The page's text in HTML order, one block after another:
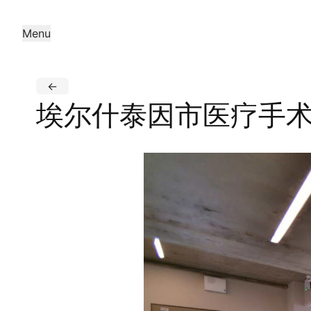
Menu
←
埃尔什泰因市医疗手